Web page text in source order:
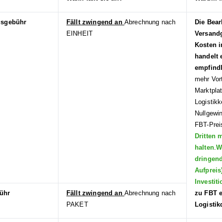
Fällt zwingend an Abrechnung nach
EINHEIT
Die
Kosten
handelt
mehr
FBT-
Dritten
halten.
zu FBT
Fällt zwingend an Abrechnung nach
PAKET